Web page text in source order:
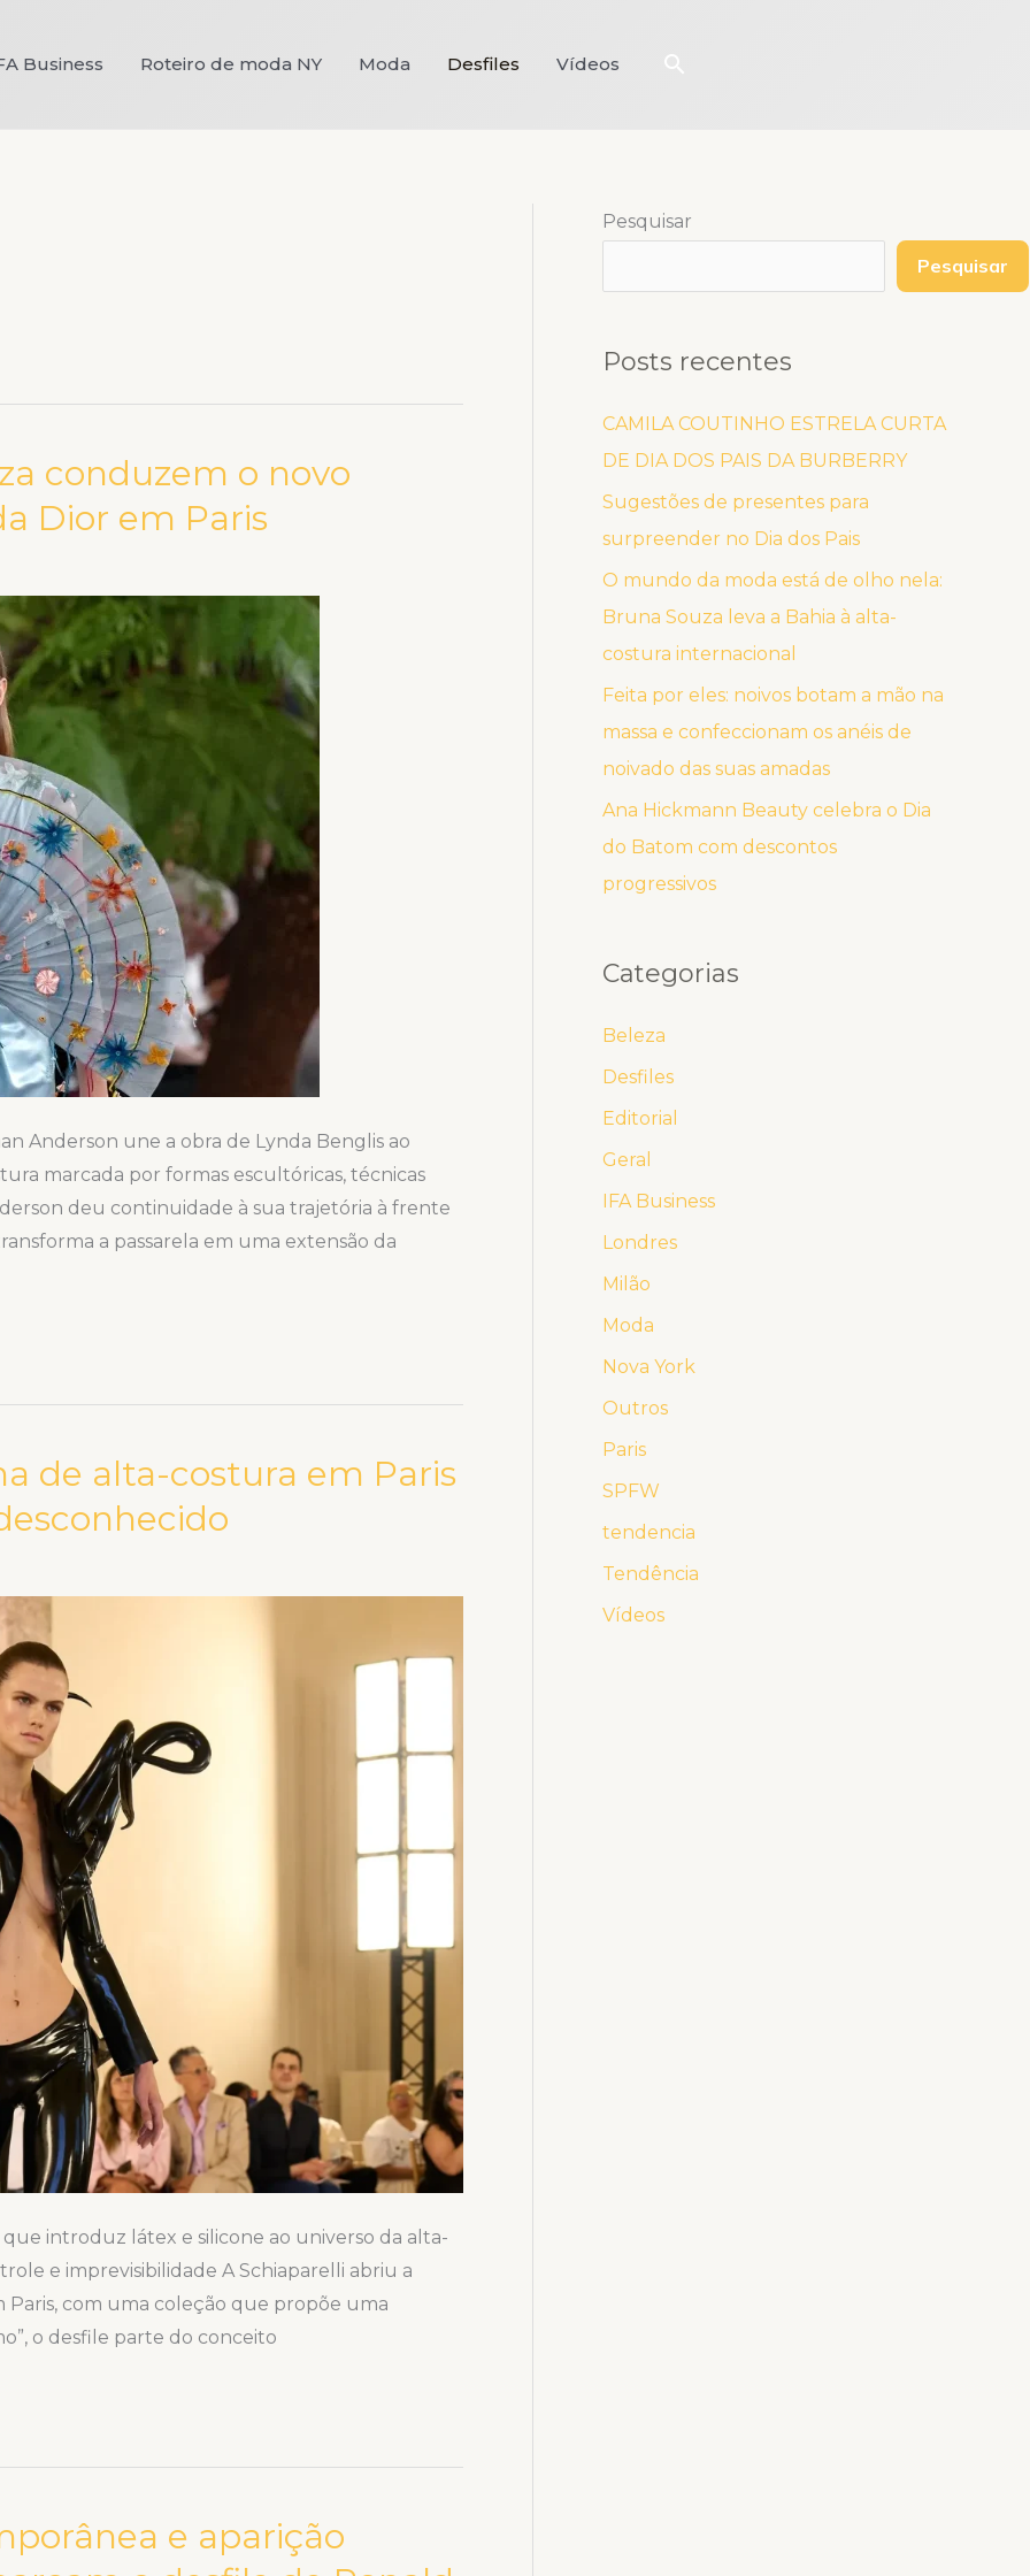
Business Roteiro de moda NY Moda Desfiles Vídeos Pesquisar
conduzem o novo
Dior em Paris
Anderson une a obra de Lynda Benglis ao
marcada por formas escultóricas, técnicas
deu continuidade à sua trajetória à frente
a passarela em uma extensão da
de alta-costura em Paris
que introduz látex e silicone ao universo da alta-
e imprevisibilidade A Schiaparelli abriu a
com uma coleção que propõe uma
o desfile parte do conceito
e aparição
Pesquisar
Pesquisar
Posts recentes
CAMILA COUTINHO ESTRELA CURTA
DE DIA DOS PAIS DA BURBERRY
Sugestões de presentes para
surpreender no Dia dos Pais
O mundo da moda está de olho nela:
Bruna Souza leva a Bahia à alta-
costura internacional
Feita por eles: noivos botam a mão na
massa e confeccionam os anéis de
noivado das suas amadas
Ana Hickmann Beauty celebra o Dia
do Batom com descontos
progressivos
Categorias
Beleza
Desfiles
Editorial
Geral
IFA Business
Londres
Milão
Moda
Nova York
Outros
Paris
SPFW
tendencia
Tendência
Vídeos